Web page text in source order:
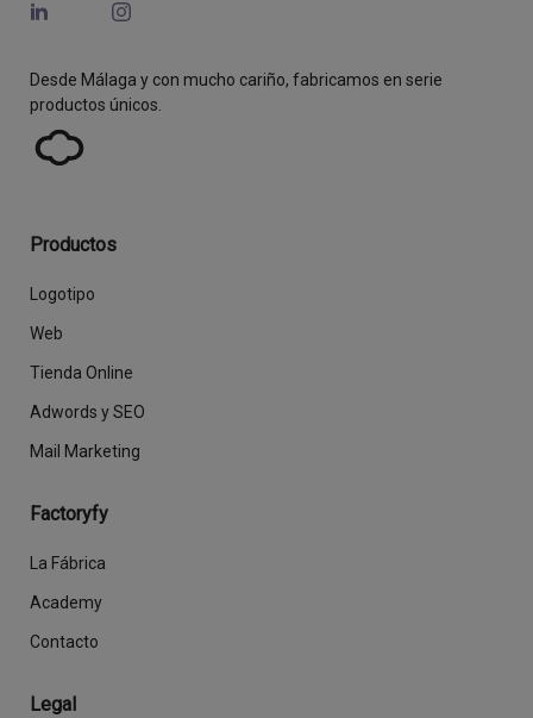
Desde Málaga y con mucho cariño, fabricamos en serie
productos únicos.
Productos
Logotipo
Web
Tienda Online
Adwords y SEO
Mail Marketing
Factoryfy
La Fábrica
Academy
Contacto
Legal